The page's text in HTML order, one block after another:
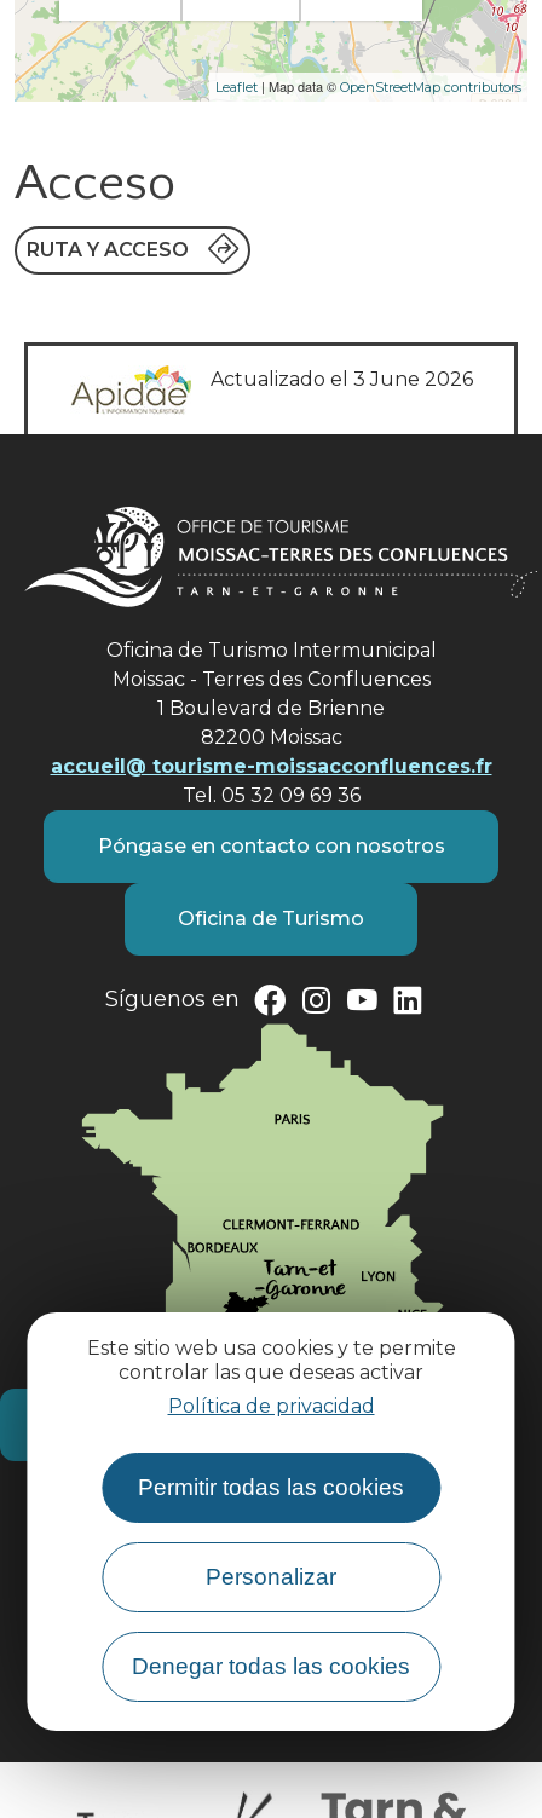
Este sitio web usa cookies y te permite
controlar las que deseas activar
Política de privacidad
Permitir todas las cookies
Personalizar
Denegar todas las cookies
Leaflet | Map data © OpenStreetMap contributors
Acceso
RUTA Y ACCESO
Actualizado el 3 June 2026
Oficina de Turismo Intermunicipal
Moissac - Terres des Confluences
1 Boulevard de Brienne
82200 Moissac
accueil@ tourisme-moissacconfluences.fr
Tel. 05 32 09 69 36
Póngase en contacto con nosotros
Oficina de Turismo
Síguenos en
Información práctica
Área profesional